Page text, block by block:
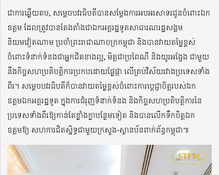
ជាការឆ្លើយតប, សម្ដេចបវរធិបតីបានសម្ដែងការអបអរសាទរជូនចំពោះឯក
ឧត្តម ដែលត្រូវបានតែងតាំងជាឯកអគ្គរដ្ឋទូតសាធារណរដ្ឋសង្គម
និយមវៀតណាម ប្រចាំព្រះរាជាណាចក្រកម្ពុជា និងបានវាយតម្លៃខ្ពស់
ចំពោះទំនាក់ទំនងជាអ្នកជិតខាងល្អ, មិត្តជាប្រពៃណី និងយូរអង្វែង ជាមួយ
នឹងកិច្ចសហប្រតិបត្តិការប្រកបដោយផ្លែផ្កា លើគ្រប់វិស័យរវាងប្រទេសទាំង
ពីរ។ សម្ដេចបវរធិបតីក៏បានវាយតម្លៃខ្ពស់ចំពោះការប្ដេជ្ញាចិត្តរបស់ឯក
ឧត្តមឯកអគ្គរដ្ឋទូត ក្នុងការជំរុញទំនាក់ទំនង និងកិច្ចសហប្រតិបត្តិការនៃ
ប្រទេសទាំងពីរឱ្យកាន់តែខ្លាំងក្លាបន្ថែមទៀត និងបានលើកទឹកចិត្តឯក
ឧត្តមឱ្យ សហការជិតស្និទ្ធជាមួយក្រសួង-ស្ថានប័នពាក់ព័ន្ធកម្ពុជា៕